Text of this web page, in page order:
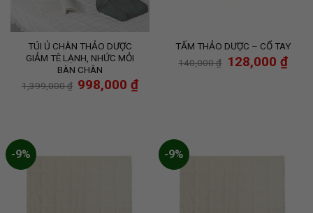
TÚI Ủ CHÂN THẢO DƯỢC
GIẢM TÊ LẠNH, NHỨC MỎI
BÀN CHÂN
1,399,000₫ 998,000₫
TẤM THẢO DƯỢC – CỔ TAY
140,000₫ 128,000 ₫
-9% -9%